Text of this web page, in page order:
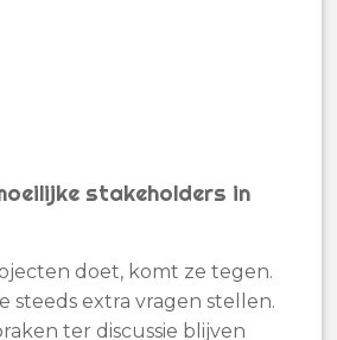
stakeholders in
doet, komt ze tegen.
steeds extra vragen stellen.
ter discussie blijven